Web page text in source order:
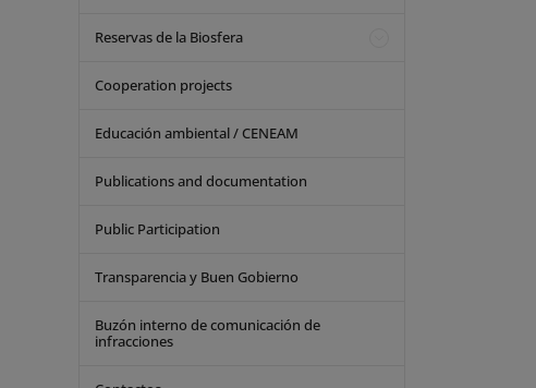
Reservas de la Biosfera
Cooperation projects
Educación ambiental / CENEAM
Publications and documentation
Public Participation
Transparencia y Buen Gobierno
Buzón interno de comunicación de
infracciones